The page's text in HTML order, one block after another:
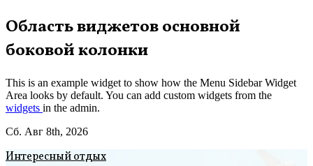
Перейти
к
содержимому
Область виджетов основной
боковой колонки
This is an example widget to show how the Menu Sidebar Widget
Area looks by default. You can add custom widgets from the
widgets in the admin.
Сб. Авг 8th, 2026
Интересный отдых